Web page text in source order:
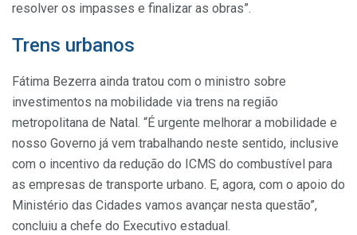
resolver os impasses e finalizar as obras”.
Trens urbanos
Fátima Bezerra ainda tratou com o ministro sobre
investimentos na mobilidade via trens na região
metropolitana de Natal. “É urgente melhorar a mobilidade e
nosso Governo já vem trabalhando neste sentido, inclusive
com o incentivo da redução do ICMS do combustível para
as empresas de transporte urbano. E, agora, com o apoio do
Ministério das Cidades vamos avançar nesta questão”,
concluiu a chefe do Executivo estadual.